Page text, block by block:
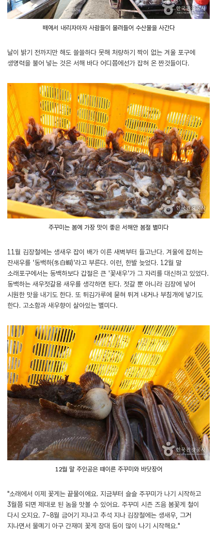
배에서 내리자마자 사람들이 몰려들어 수산물을 사간다
날이 밝기 전까지만 해도 쓸쓸하다 못해 처량하기 짝이 없는 겨울 포구에
생명력을 불어 넣는 것은 서해 바다 어디쯤에선가 잡혀 온 짠것들이다.
주꾸미는 봄에 가장 맛이 좋은 서해안 봄철 별미다
11월 김장철에는 생새우 잡이 배가 이른 새벽부터 들고난다. 겨울에 잡히는
잔새우를 '동백하(冬白蝦)'라고 부른다. 이런, 한발 늦었다. 12월 말
소래포구에서는 동백하보다 갑절은 큰 '꽃새우'가 그 자리를 대신하고 있었다.
동백하는 새우젓갈용 새우를 생각하면 된다. 젓갈 뿐 아니라 김장에 넣어
시원한 맛을 내기도 한다. 또 튀김가루에 묻혀 튀겨 내거나 부침개에 넣기도
한다. 고소함과 새우향이 살아있는 별미다.
12월 말 주인공은 때이른 주꾸미와 바닷장어
"소래에서 이제 꽃게는 끝물이에요. 지금부터 슬슬 주꾸미가 나기 시작하고
3월쯤 되면 제대로 된 놈을 맛볼 수 있어요. 주꾸미 시즌 즈음 봄꽃게 철이
다시 오지요. 7~8월 금어기 지나고 추석 지나 김장철에는 생새우, 그거
지나면서 물메기 아구 간재미 꽃게 장대 등이 많이 나기 시작해요."